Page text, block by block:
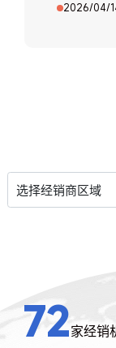
2026/04/
72家经销